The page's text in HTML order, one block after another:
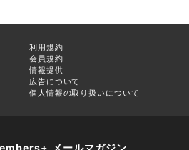
利用規約
会員規約
情報提供
広告について
個人情報の取り扱いについて
メールマガジン